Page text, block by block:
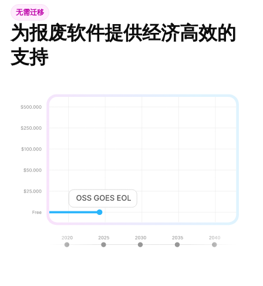
无需迁移
为报废软件提供经济高效的
支持